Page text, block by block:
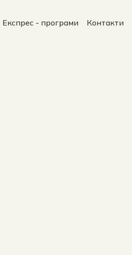
Експрес - програми Контакти